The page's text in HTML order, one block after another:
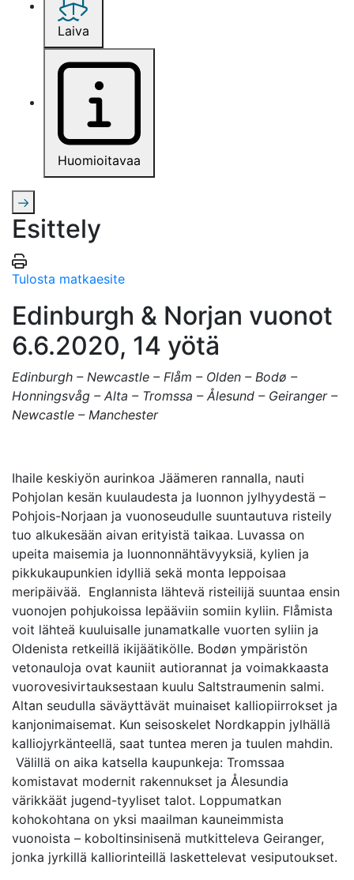
Laiva
Huomioitavaa
Esittely
Tulosta matkaesite
Edinburgh & Norjan vuonot
6.6.2020, 14 yötä
Edinburgh – Newcastle – Flåm – Olden – Bodø –
Honningsvåg – Alta – Tromssa – Ålesund – Geiranger –
Newcastle – Manchester
Ihaile keskiyön aurinkoa Jäämeren rannalla, nauti
Pohjolan kesän kuulaudesta ja luonnon jylhyydestä –
Pohjois-Norjaan ja vuonoseudulle suuntautuva risteily
tuo alkukesään aivan erityistä taikaa. Luvassa on
upeita maisemia ja luonnonnähtävyyksiä, kylien ja
pikkukaupunkien idylliä sekä monta leppoisaa
meripäivää. Englannista lähtevä risteilijä suuntaa ensin
vuonojen pohjukoissa lepääviin somiin kyliin. Flåmista
voit lähteä kuuluisalle junamatkalle vuorten syliin ja
Oldenista retkeillä ikijäätikölle. Bodøn ympäristön
vetonauloja ovat kauniit autiorannat ja voimakkaasta
vuorovesivirtauksestaan kuulu Saltstraumenin salmi.
Altan seudulla säväyttävät muinaiset kalliopiirrokset ja
kanjonimaisemat. Kun seisoskelet Nordkappin jylhällä
kalliojyrkänteellä, saat tuntea meren ja tuulen mahdin.
Välillä on aika katsella kaupunkeja: Tromssaa
komistavat modernit rakennukset ja Ålesundia
värikkäät jugend-tyyliset talot. Loppumatkan
kohokohtana on yksi maailman kauneimmista
vuonoista – koboltinsinisenä mutkitteleva Geiranger,
jonka jyrkillä kalliorinteillä laskettelevat vesiputoukset.